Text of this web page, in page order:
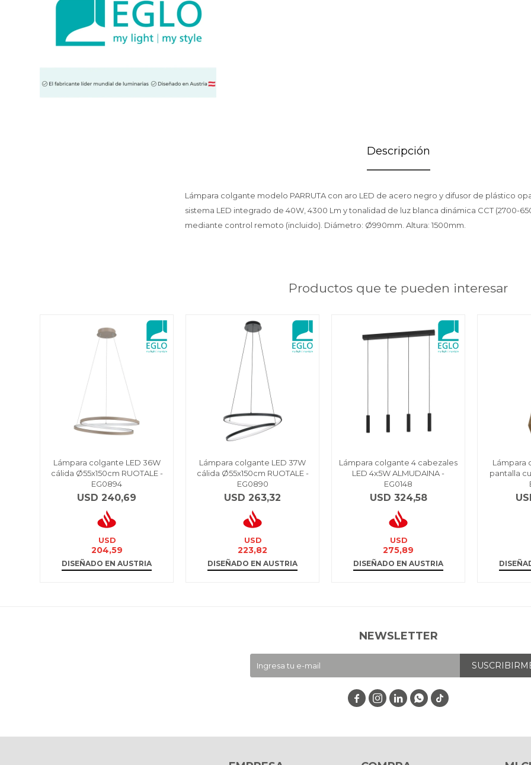
Descripción
Lámpara colgante modelo PARRUTA con aro LED de acero negro y difusor de plástico
sistema LED integrado de 40W, 4300 Lm y tonalidad de luz blanca dinámica CCT (2700-
mediante control remoto (incluido). Diámetro: Ø990mm. Altura: 1500mm.
Productos que te pueden interesar
Lámpara colgante LED 36W
cálida Ø55x150cm RUOTALE -
EG0894
USD 240,69
USD
204,59
DISEÑADO EN AUSTRIA
Lámpara colgante LED 37W
cálida Ø55x150cm RUOTALE -
EG0890
USD 263,32
USD
223,82
DISEÑADO EN AUSTRIA
Lámpara colgante 4 cabezales
LED 4x5W ALMUDAINA -
EG0148
USD 324,58
USD
275,89
DISEÑADO EN AUSTRIA
Lámpara
pantalla
NEWSLETTER
   